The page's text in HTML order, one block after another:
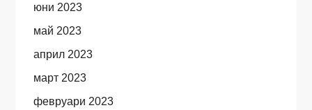
юни 2023
май 2023
април 2023
март 2023
февруари 2023